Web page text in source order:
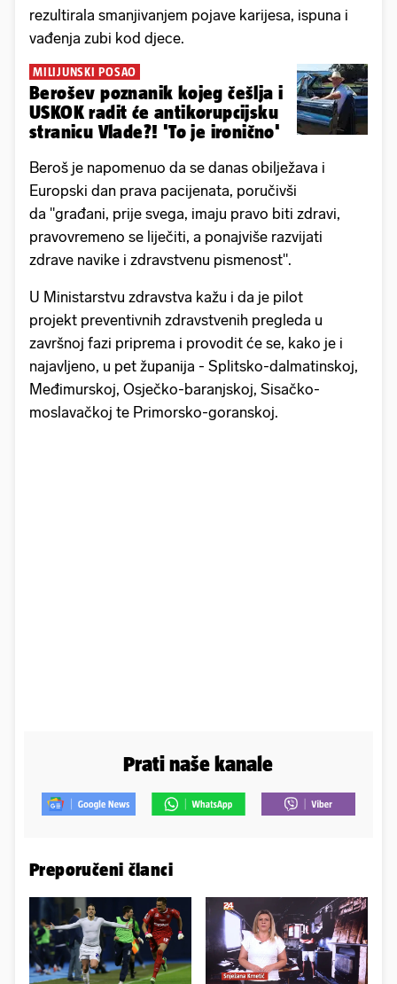
rezultirala smanjivanjem pojave karijesa, ispuna i
vađenja zubi kod djece.
MILIJUNSKI POSAO
Berošev poznanik kojeg češlja i
USKOK radit će antikorupcijsku
stranicu Vlade?! 'To je ironično'
Beroš je napomenuo da se danas obilježava i
Europski dan prava pacijenata, poručivši
da "građani, prije svega, imaju pravo biti zdravi,
pravovremeno se liječiti, a ponajviše razvijati
zdrave navike i zdravstvenu pismenost".
U Ministarstvu zdravstva kažu i da je pilot
projekt preventivnih zdravstvenih pregleda u
završnoj fazi priprema i provodit će se, kako je i
najavljeno, u pet županija - Splitsko-dalmatinskoj,
Međimurskoj, Osječko-baranjskoj, Sisačko-
moslavačkoj te Primorsko-goranskoj.
Prati naše kanale
Preporučeni članci